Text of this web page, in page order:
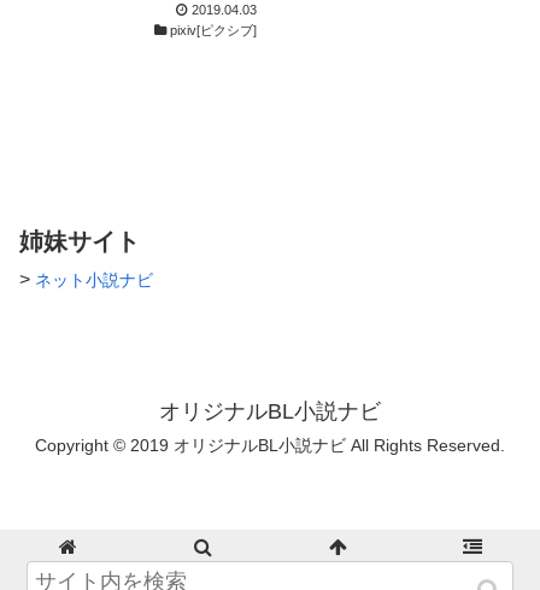
2019.04.03
pixiv[ピクシブ]
姉妹サイト
> ネット小説ナビ
オリジナルBL小説ナビ
Copyright © 2019 オリジナルBL小説ナビ All Rights Reserved.
ホーム